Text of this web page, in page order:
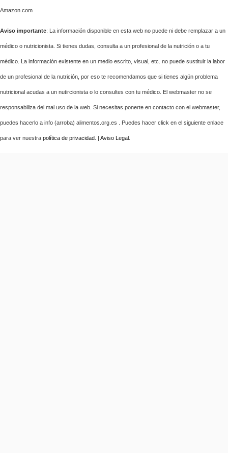
Amazon.com
Aviso importante: La información disponible en esta web no puede ni debe remplazar a un
médico o nutricionista. Si tienes dudas, consulta a un profesional de la nutrición o a tu
médico. La información existente en un medio escrito, visual, etc. no puede sustituir la labor
de un profesional de la nutrición, por eso te recomendamos que si tienes algún problema
nutricional acudas a un nutircionista o lo consultes con tu médico. El webmaster no se
responsabiliza del mal uso de la web. Si necesitas ponerte en contacto con el webmaster,
puedes hacerlo a info (arroba) alimentos.org.es . Puedes hacer click en el siguiente enlace
para ver nuestra política de privacidad . | Aviso Legal